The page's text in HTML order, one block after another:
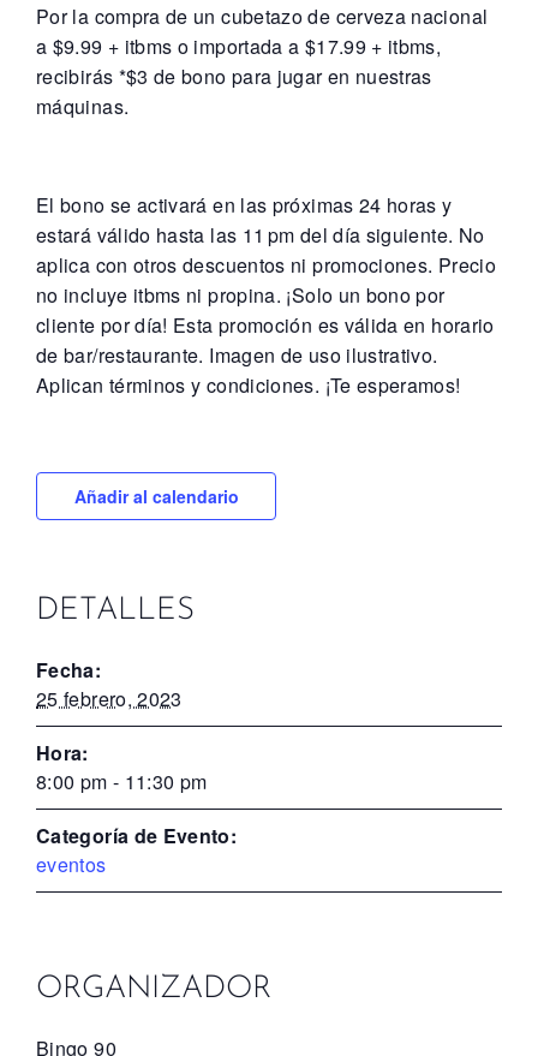
Por la compra de un cubetazo de cerveza nacional
a $9.99 + itbms o importada a $17.99 + itbms,
recibirás *$3 de bono para jugar en nuestras
máquinas.
El bono se activará en las próximas 24 horas y
estará válido hasta las 11 pm del día siguiente. No
aplica con otros descuentos ni promociones. Precio
no incluye itbms ni propina. ¡Solo un bono por
cliente por día! Esta promoción es válida en horario
de bar/restaurante. Imagen de uso ilustrativo.
Aplican términos y condiciones. ¡Te esperamos!
Añadir al calendario
DETALLES
Fecha:
25 febrero, 2023
Hora:
8:00 pm - 11:30 pm
Categoría de Evento:
eventos
ORGANIZADOR
Bingo 90